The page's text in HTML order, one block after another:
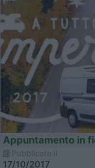
Appuntamento in
17/10/2017